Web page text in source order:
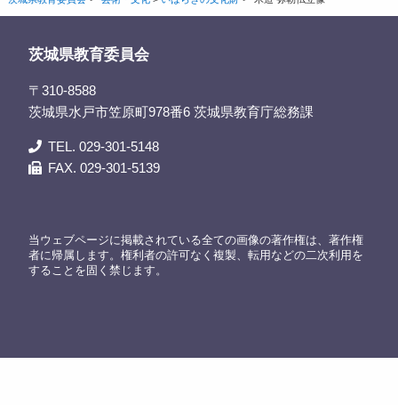
茨城県教育委員会
〒310-8588
茨城県水戸市笠原町978番6 茨城県教育庁総務課
TEL. 029-301-5148
FAX. 029-301-5139
当ウェブページに掲載されている全ての画像の著作権は、著作権
者に帰属します。権利者の許可なく複製、転用などの二次利用を
することを固く禁じます。